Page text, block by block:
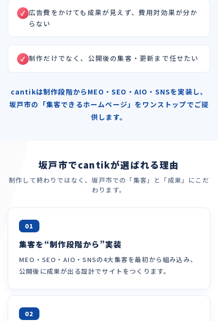
広告費をかけても成果が見えず、費用対効果が分か
らない
制作だけでなく、公開後の集客・更新まで任せたい
cantikは制作段階からMEO・SEO・AIO・SNSを実装し、
坂戸市の「集客できるホームページ」をワンストップでご提
供します。
坂戸市でcantikが選ばれる理由
制作して終わりではなく、坂戸市での「集客」と「成果」にこだ
わります。
01
集客を“制作段階から”実装
MEO・SEO・AIO・SNSの4大集客を最初から組み込み、
公開後に成果が出る設計でサイトをつくります。
02